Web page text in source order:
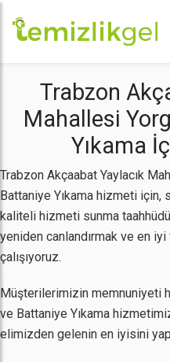
Trabzon
Mahallesi
Yıkama
Trabzon Akçaabat Yaylacık
Battaniye Yıkama hizmeti
kaliteli hizmeti sunma
yeniden canlandırmak ve en
çalışıyoruz.
Müşterilerimizin memnuniyeti
ve Battaniye Yıkama
elimizden gelenin en iyisini